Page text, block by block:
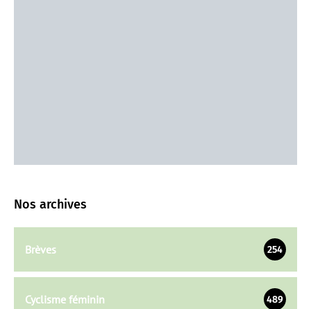
Nos archives
Brèves 254
Cyclisme féminin 489